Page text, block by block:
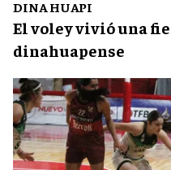
DINA HUAPI
El voley vivió una
dinahuapense